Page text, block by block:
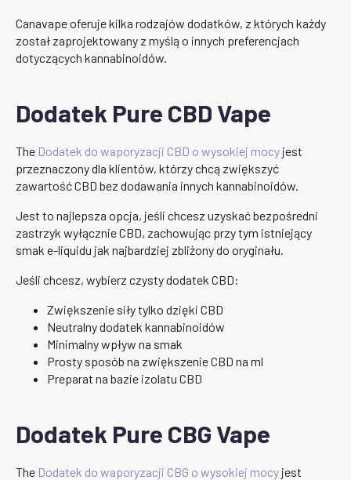
Canavape oferuje kilka rodzajów dodatków, z których każdy
został zaprojektowany z myślą o innych preferencjach
dotyczących kannabinoidów.
Dodatek Pure CBD Vape
The Dodatek do waporyzacji CBD o wysokiej mocy jest
przeznaczony dla klientów, którzy chcą zwiększyć
zawartość CBD bez dodawania innych kannabinoidów.
Jest to najlepsza opcja, jeśli chcesz uzyskać bezpośredni
zastrzyk wyłącznie CBD, zachowując przy tym istniejący
smak e-liquidu jak najbardziej zbliżony do oryginału.
Jeśli chcesz, wybierz czysty dodatek CBD:
Zwiększenie siły tylko dzięki CBD
Neutralny dodatek kannabinoidów
Minimalny wpływ na smak
Prosty sposób na zwiększenie CBD na ml
Preparat na bazie izolatu CBD
Dodatek Pure CBG Vape
The Dodatek do waporyzacji CBG o wysokiej mocy jest